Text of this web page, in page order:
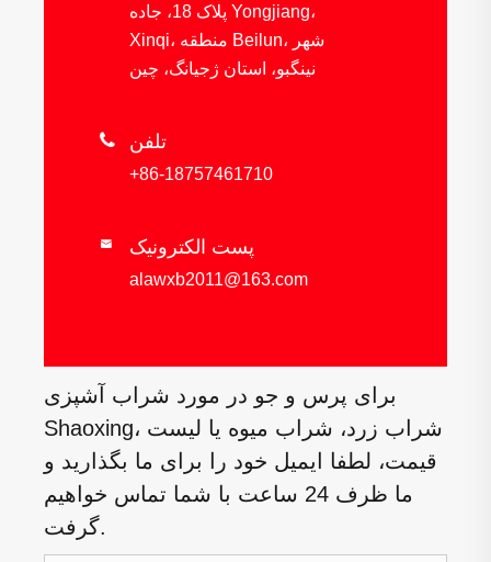
پلاک 18، جاده Yongjiang،
Xinqi، منطقه Beilun، شهر
نینگبو، استان ژجیانگ، چین
 تلفن
+86-18757461710
 پست الکترونیک
alawxb2011@163.com
برای پرس و جو در مورد شراب آشپزی
Shaoxing، شراب زرد، شراب میوه یا لیست
قیمت، لطفا ایمیل خود را برای ما بگذارید و
ما ظرف 24 ساعت با شما تماس خواهیم
گرفت.